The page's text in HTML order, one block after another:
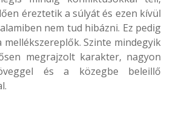
éreztetik a súlyát és ezen kívül
nem tud hibázni. Ez pedig
mellékszereplők. Szinte mindegyik
megrajzolt karakter, nagyon
és a közegbe beleillő